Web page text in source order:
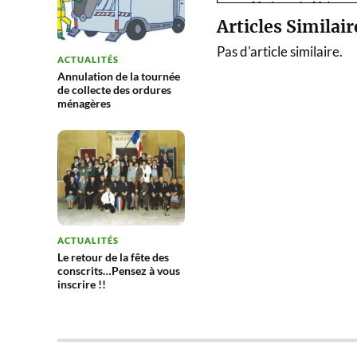
ACTUALITÉS
Annulation de la tournée
de collecte des ordures
ménagères
ACTUALITÉS
Le retour de la fête des
conscrits…Pensez à vous
inscrire !!
Articles
Pas d'article similaire.